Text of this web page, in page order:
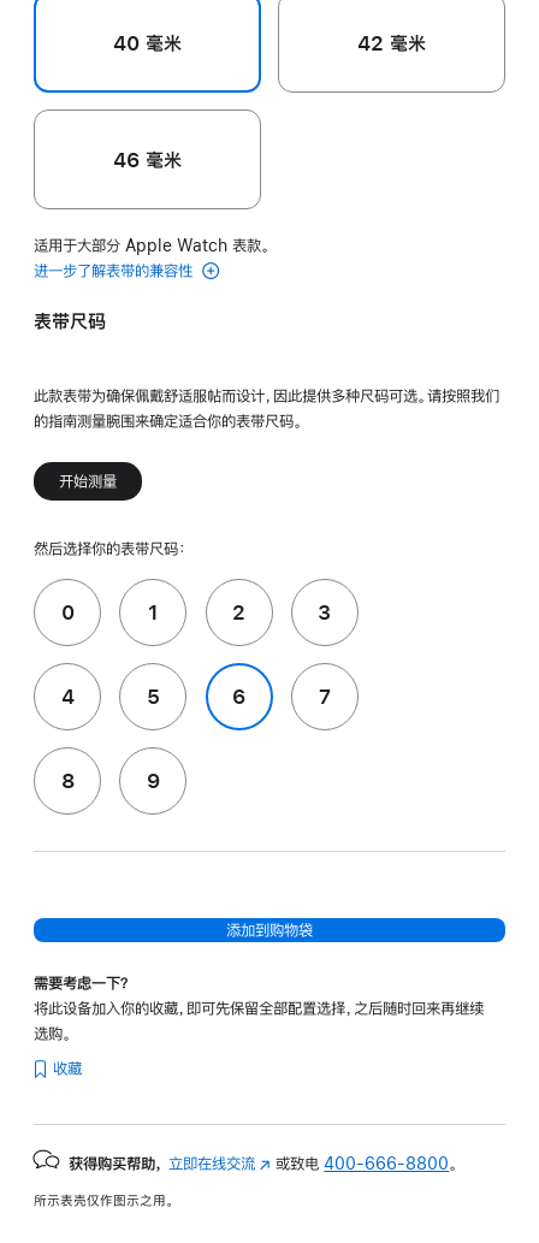
40 毫米 42 毫米
46 毫米
适用于大部分 Apple Watch 表款。
进一步了解表带的兼容性
表带尺码
此款表带为确保佩戴舒适服帖而设计，因此提供多种尺码可选。请按照我们
的指南测量腕围来确定适合你的表带尺码。
开始测量
然后选择你的表带尺码：
0 1 2 3
4 5 6 7
8 9
添加到购物袋
需要考虑一下？
将此设备加入你的收藏，即可先保留全部配置选择，之后随时回来再继续
选购。
收藏
获得购买帮助， 立即在线交流 (在 或致电400-666-8800 。
所示表壳仅作图示之用。